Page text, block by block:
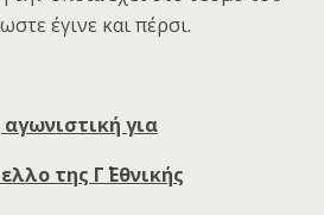
έγινε και πέρσι.
για
της Γ΄ Εθνικής